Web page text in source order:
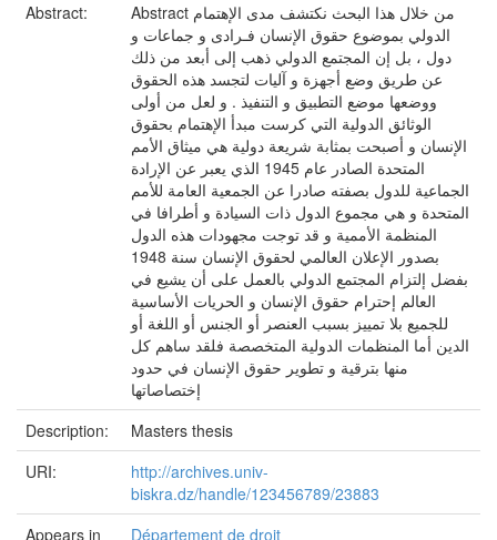
Abstract:
Abstract من خلال هذا البحث نكتشف مدى الإهتمام
الدولي بموضوع حقوق الإنسان فـرادى و جماعات و
دول ، بل إن المجتمع الدولي ذهب إلى أبعد من ذلك
عن طريق وضع أجهزة و آليات لتجسد هذه الحقوق
ووضعها موضع التطبيق و التنفيذ . و لعل من أولى
الوثائق الدولية التي كرست مبدأ الإهتمام بحقوق
الإنسان و أصبحت بمثابة شريعة دولية هي ميثاق الأمم
المتحدة الصادر عام 1945 الذي يعبر عن الإرادة
الجماعية للدول بصفته صادرا عن الجمعية العامة للأمم
المتحدة و هي مجموع الدول ذات السيادة و أطرافا في
المنظمة الأممية و قد توجت مجهودات هذه الدول
بصدور الإعلان العالمي لحقوق الإنسان سنة 1948
بفضل إلتزام المجتمع الدولي بالعمل على أن يشيع في
العالم إحترام حقوق الإنسان و الحريات الأساسية
للجميع بلا تمييز بسبب العنصر أو الجنس أو اللغة أو
الدين أما المنظمات الدولية المتخصصة فلقد ساهم كل
منها بترقية و تطوير حقوق الإنسان في حدود
إختصاصاتها
Description:
Masters thesis
URI:
http://archives.univ-
biskra.dz/handle/123456789/23883
Appears in
Département de droit